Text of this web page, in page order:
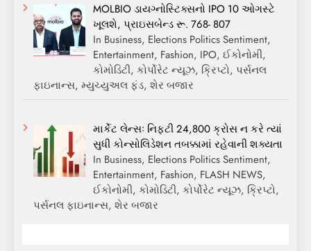
MOLBIO ડાયગ્નોસ્ટિક્સનો IPO 10 ઓગસ્ટે
ખૂલશે, પ્રાઇસબેન્ડ રૂ. 768- 807
In Business, Elections Politics Sentiment,
Entertainment, Fashion, IPO, ઈકોનોમી,
કોમોડિટી, કોર્પોરેટ ન્યૂઝ, ક્રિપ્ટો, પર્સનલ
ફાઇનાન્સ, મ્યુચ્યુઅલ ફંડ, શેર બજાર
માર્કેટ લેન્સઃ નિફ્ટી 24,800 ક્રોસ ન કરે ત્યાં
સુધી કોન્સોલિડેશન તબક્કામાં રહેવાની શક્યતા
In Business, Elections Politics Sentiment,
Entertainment, Fashion, FLASH NEWS,
ઈકોનોમી, કોમોડિટી, કોર્પોરેટ ન્યૂઝ, ક્રિપ્ટો,
પર્સનલ ફાઇનાન્સ, શેર બજાર